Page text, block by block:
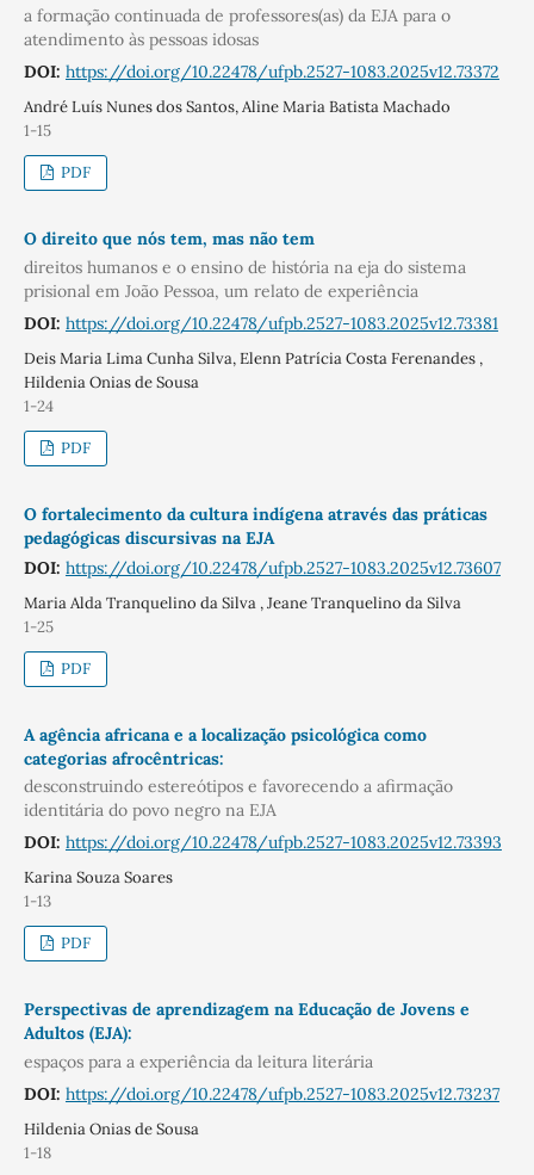
a formação continuada de professores(as) da EJA para o
atendimento às pessoas idosas
DOI: https://doi.org/10.22478/ufpb.2527-1083.2025v12.73372
André Luís Nunes dos Santos, Aline Maria Batista Machado
1-15
PDF
O direito que nós tem, mas não tem
direitos humanos e o ensino de história na eja do sistema
prisional em João Pessoa, um relato de experiência
DOI: https://doi.org/10.22478/ufpb.2527-1083.2025v12.73381
Deis Maria Lima Cunha Silva, Elenn Patrícia Costa Ferenandes ,
Hildenia Onias de Sousa
1-24
PDF
O fortalecimento da cultura indígena através das práticas
pedagógicas discursivas na EJA
DOI: https://doi.org/10.22478/ufpb.2527-1083.2025v12.73607
Maria Alda Tranquelino da Silva , Jeane Tranquelino da Silva
1-25
PDF
A agência africana e a localização psicológica como
categorias afrocêntricas:
desconstruindo estereótipos e favorecendo a afirmação
identitária do povo negro na EJA
DOI: https://doi.org/10.22478/ufpb.2527-1083.2025v12.73393
Karina Souza Soares
1-13
PDF
Perspectivas de aprendizagem na Educação de Jovens e
Adultos (EJA):
espaços para a experiência da leitura literária
DOI: https://doi.org/10.22478/ufpb.2527-1083.2025v12.73237
Hildenia Onias de Sousa
1-18